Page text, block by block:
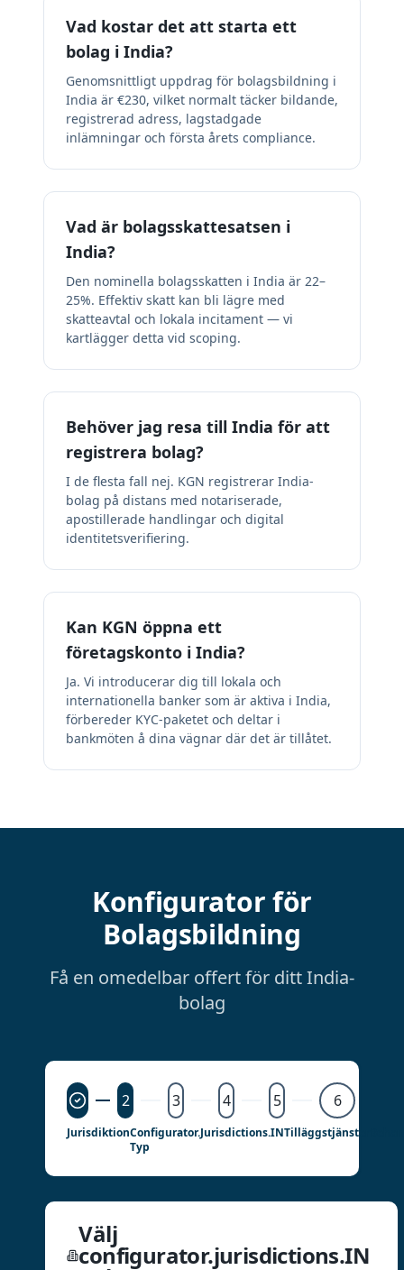
Vad kostar det att starta ett
bolag i India?
Genomsnittligt uppdrag för bolagsbildning i
India är €230, vilket normalt täcker bildande,
registrerad adress, lagstadgade
inlämningar och första årets compliance.
Vad är bolagsskattesatsen i
India?
Den nominella bolagsskatten i India är 22–
25%. Effektiv skatt kan bli lägre med
skatteavtal och lokala incitament — vi
kartlägger detta vid scoping.
Behöver jag resa till India för att
registrera bolag?
I de flesta fall nej. KGN registrerar India-
bolag på distans med notariserade,
apostillerade handlingar och digital
identitetsverifiering.
Kan KGN öppna ett
företagskonto i India?
Ja. Vi introducerar dig till lokala och
internationella banker som är aktiva i India,
förbereder KYC-paketet och deltar i
bankmöten å dina vägnar där det är tillåtet.
Konfigurator för
Bolagsbildning
Få en omedelbar offert för ditt India-
bolag
2 3 4 5 6
JurisdiktionConfigurator.jurisdictions.IN
Typ
Tilläggstjänster
Välj
configurator.jurisdictions.IN